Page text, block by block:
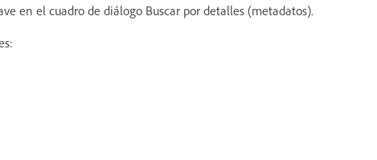
en el cuadro de diálogo Buscar por detalles (metadatos).